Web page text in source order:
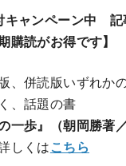
キャンペーン中
購読がお得です】
、併読版いずれか
、話題の書
一歩』（朝岡勝著
しくはこちら